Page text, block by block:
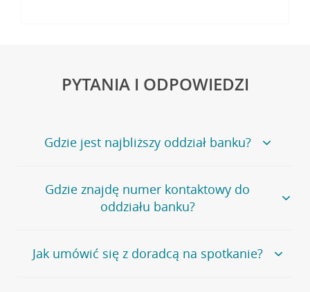
PYTANIA I ODPOWIEDZI
Gdzie jest najbliższy oddział banku?
Jeśli szukasz oddziału naszego banku, zapraszamy na
stronęPlacówki i bankomaty, na której znajduje się
wygodna wyszukiwarka.
oddziałów
Gdzie znajdę numer kontaktowy do
oddziału banku?
Bank Credit Agricole nie udostępnia ogólnego numeru
telefonu do placówki bankowej.
Jak umówić się z doradcą na spotkanie?